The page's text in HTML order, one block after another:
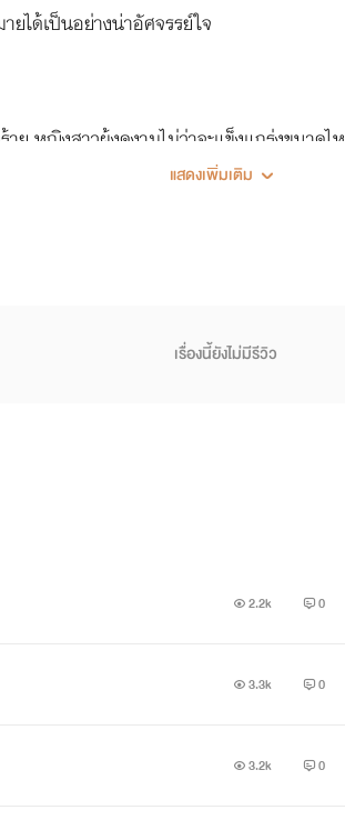
ได้เป็นอย่างน่าอัศจรรย์ใจ
ย หญิงสาวผู้งดงามไม่ว่าจะแข็งแกร่งขนาด
แสดงเพิ่มเติม
เรื่องนี้ยังไม่มีรีวิว
2.2k 0
3.3k 0
3.2k 0